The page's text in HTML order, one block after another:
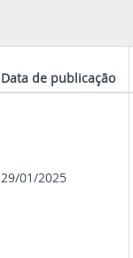
Data de publicação
29/01/2025